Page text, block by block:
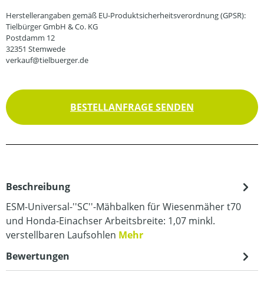
Herstellerangaben gemäß EU-Produktsicherheitsverordnung (GPSR):
Tielbürger GmbH & Co. KG
Postdamm 12
32351 Stemwede
verkauf@tielbuerger.de
BESTELLANFRAGE SENDEN
Beschreibung
ESM-Universal-''SC''-Mähbalken für Wiesenmäher t70
und Honda-Einachser Arbeitsbreite: 1,07 minkl.
verstellbaren Laufsohlen Mehr
Bewertungen